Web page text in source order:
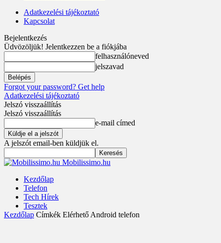
Adatkezelési tájékoztató
Kapcsolat
Bejelentkezés
Üdvözöljük! Jelentkezzen be a fiókjába
felhasználóneved
jelszavad
Forgot your password? Get help
Adatkezelési tájékoztató
Jelszó visszaállítás
Jelszó visszaállítás
e-mail címed
A jelszót email-ben küldjük el.
Mobilissimo.hu
Kezdőlap
Telefon
Tech Hírek
Tesztek
Kezdőlap Címkék Elérhető Android telefon